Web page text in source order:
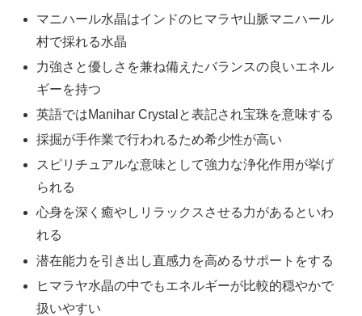
マニハール水晶はインドのヒマラヤ山脈マニハール
村で採れる水晶
力強さと優しさを兼ね備えたバランスの良いエネル
ギーを持つ
英語ではManihar Crystalと表記され宝珠を意味する
採掘が手作業で行われるため希少性が高い
スピリチュアルな意味として強力な浄化作用が挙げ
られる
心身を深く癒やしリラックスさせる力があるといわ
れる
潜在能力を引き出し直感力を高めるサポートをする
ヒマラヤ水晶の中でもエネルギーが比較的穏やかで
扱いやすい